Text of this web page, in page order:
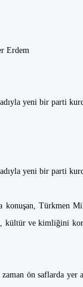
Erdem
yeni bir parti
yeni bir parti
konuşan, Türkmen
kültür ve kimliğini
ön saflarda yer